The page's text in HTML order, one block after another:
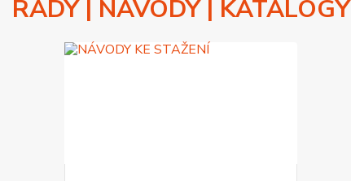
RADY | NÁVODY | KATALOGY